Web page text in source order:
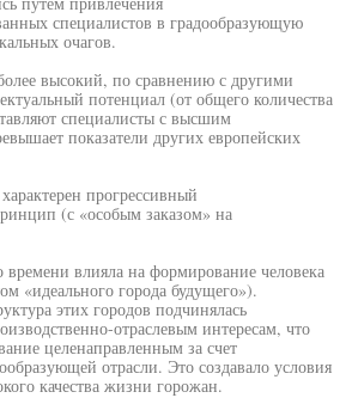
специалистов в градообразующую
очагов.
высокий, по сравнению с другими
потенциал (от общего количества
специалисты с высшим
показатели других европейских
прогрессивный
(с «особым заказом» на
времени влияла на формирование человека
«идеального города будущего»).
этих городов подчинялась
отраслевым интересам, что
целенаправленным за счет
отрасли. Это создавало условия
качества жизни горожан.